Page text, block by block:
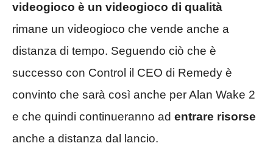
videogioco è un videogioco di qualità
rimane un videogioco che vende anche a
distanza di tempo. Seguendo ciò che è
successo con Control il CEO di Remedy è
convinto che sarà così anche per Alan Wake 2
e che quindi continueranno ad entrare risorse
anche a distanza dal lancio.